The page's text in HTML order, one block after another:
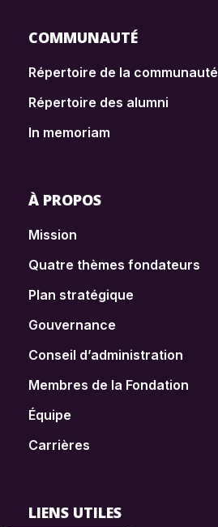
COMMUNAUTÉ
Répertoire de la communauté
Répertoire des alumni
In memoriam
À PROPOS
Mission
Quatre thèmes fondateurs
Plan stratégique
Gouvernance
Conseil d’administration
Membres de la Fondation
Équipe
Carrières
LIENS UTILES